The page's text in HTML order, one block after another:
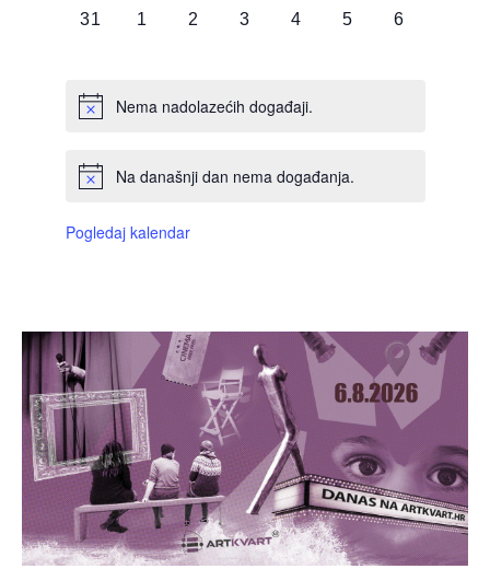
0
31
0
1
0
2
0
3
0
4
0
5
0
6
Nema nadolazećih događaji.
Na današnji dan nema događanja.
Pogledaj kalendar